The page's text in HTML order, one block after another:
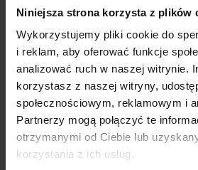
Niniejsza strona korzysta z plików
Wykorzystujemy pliki cookie do
i reklam, aby oferować funkcje
analizować ruch w naszej witrynie.
korzystasz z naszej witryny,
społecznościowym, reklamowym i
Partnerzy mogą połączyć te
otrzymanymi od Ciebie lub
korzystania z ich usług.
Jednocześnie należy pamiętać o
charakterze produktu i związanym z
inwestycyjnym. Świadomy wybór
zarówno korzyści, jak i ograniczenia,
wykorzystać potencjał polisy.
Jak długo trwa
ubezpieczeniowa?